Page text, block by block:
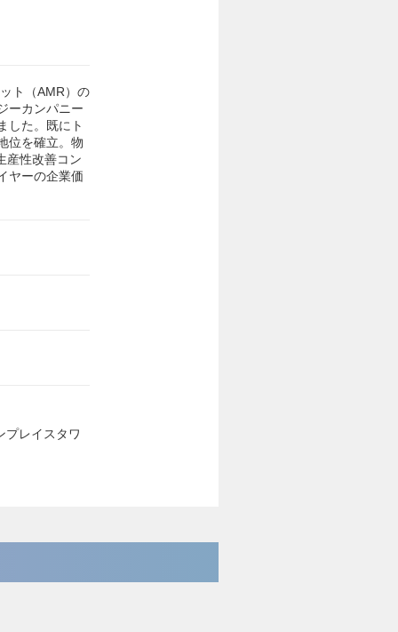
ト（AMR）の
ーカンパニー
した。既にト
位を確立。物
産性改善コン
ヤーの企業価
レイスタワ